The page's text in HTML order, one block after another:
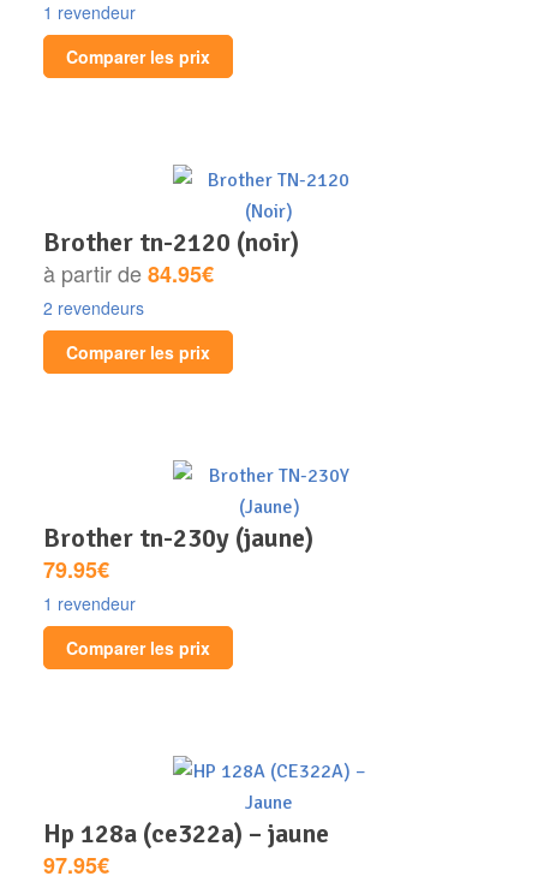
1 revendeur
Comparer les prix
brother tn-2120 (noir)
à partir de84.95€
2 revendeurs
Comparer les prix
brother tn-230y (jaune)
79.95€
1 revendeur
Comparer les prix
hp 128a (ce322a) – jaune
97.95€